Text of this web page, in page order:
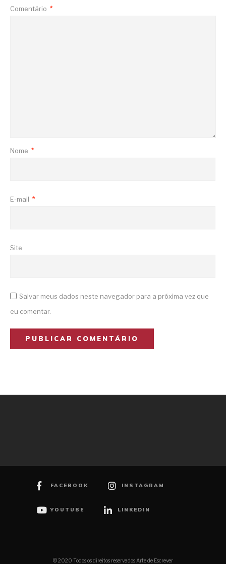
Comentário *
Nome *
E-mail *
Site
Salvar meus dados neste navegador para a próxima vez que
eu comentar.
FACEBOOK INSTAGRAM
YOUTUBE LINKEDIN
© 2020 Todos os direitos reservados Arte de Escrever